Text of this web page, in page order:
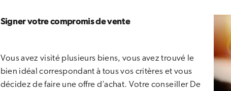
Signer votre compromis de vente
Vous avez visité plusieurs biens, vous avez trouvé le
bien idéal correspondant à tous vos critères et vous
décidez de faire une offre d’achat. Votre conseiller De